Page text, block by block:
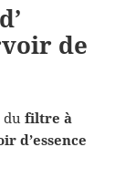
de
dufiltre à
d’essence